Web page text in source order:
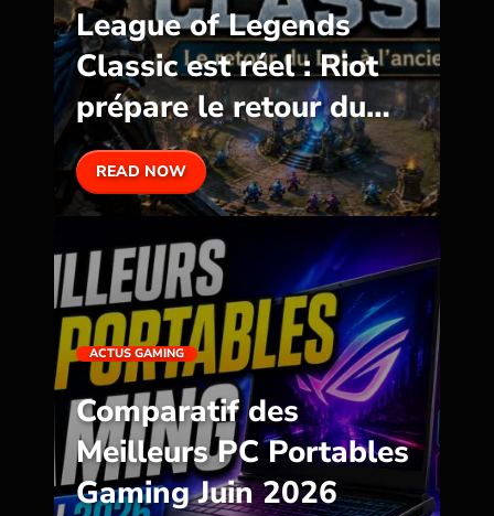
League of Legends
Classic est réel : Riot
prépare le retour du
LoL à l’ancienne
READ NOW
ACTUS GAMING
Comparatif des
Meilleurs PC Portables
Gaming Juin 2026